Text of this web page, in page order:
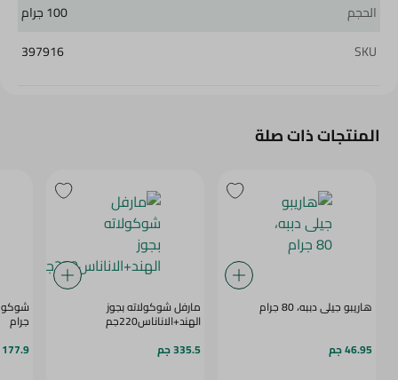
الحجم
100 جرام
SKU
397916
المنتجات ذات صلة
هاريبو جيلى دببه، 80 جرام
46.95 جم
مارفل شوكولاته بجوز
الهند+الاناناس220جم
335.5 جم
جرام
177.9 جم